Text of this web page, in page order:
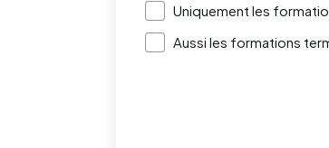
Uniquement les
Aussi les formations